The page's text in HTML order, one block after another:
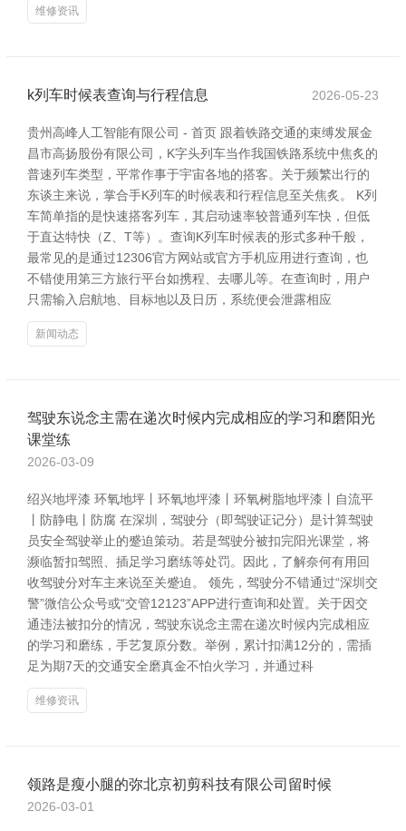
维修资讯
k列车时候表查询与行程信息 2026-05-23
贵州高峰人工智能有限公司 - 首页 跟着铁路交通的束缚发展金
昌市高扬股份有限公司，K字头列车当作我国铁路系统中焦炙的
普速列车类型，平常作事于宇宙各地的搭客。关于频繁出行的
东谈主来说，掌合手K列车的时候表和行程信息至关焦炙。 K列
车简单指的是快速搭客列车，其启动速率较普通列车快，但低
于直达特快（Z、T等）。查询K列车时候表的形式多种千般，
最常见的是通过12306官方网站或官方手机应用进行查询，也
不错使用第三方旅行平台如携程、去哪儿等。在查询时，用户
只需输入启航地、目标地以及日历，系统便会泄露相应
新闻动态
驾驶东说念主需在递次时候内完成相应的学习和磨阳光
课堂练
2026-03-09
绍兴地坪漆 环氧地坪丨环氧地坪漆丨环氧树脂地坪漆丨自流平
丨防静电丨防腐 在深圳，驾驶分（即驾驶证记分）是计算驾驶
员安全驾驶举止的蹙迫策动。若是驾驶分被扣完阳光课堂，将
濒临暂扣驾照、插足学习磨练等处罚。因此，了解奈何有用回
收驾驶分对车主来说至关蹙迫。 领先，驾驶分不错通过“深圳交
警”微信公众号或“交管12123”APP进行查询和处置。关于因交
通违法被扣分的情况，驾驶东说念主需在递次时候内完成相应
的学习和磨练，手艺复原分数。举例，累计扣满12分的，需插
足为期7天的交通安全磨真金不怕火学习，并通过科
维修资讯
领路是瘦小腿的弥北京初剪科技有限公司留时候
2026-03-01